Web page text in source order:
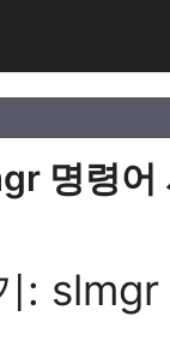
명령어
: